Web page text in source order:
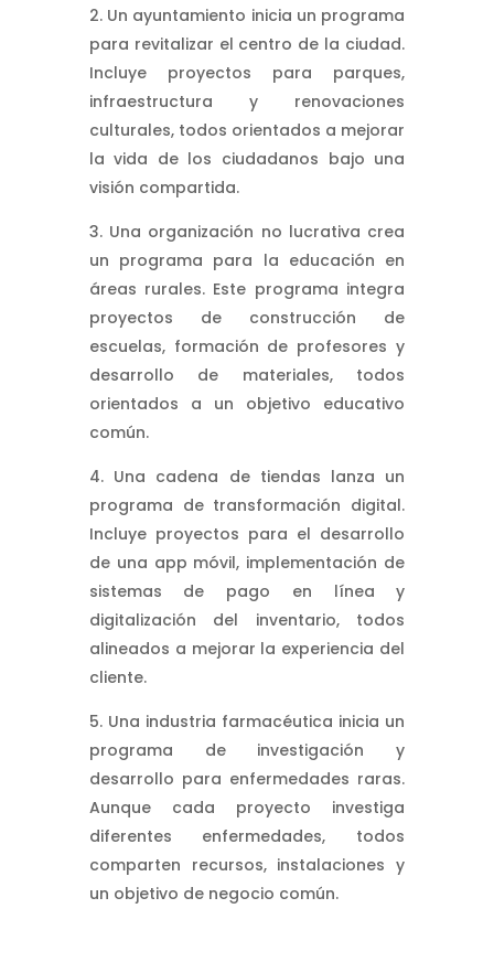
Un ayuntamiento inicia un programa
para revitalizar el centro de la ciudad.
Incluye proyectos para parques,
infraestructura y renovaciones
culturales, todos orientados a mejorar
la vida de los ciudadanos bajo una
visión compartida.
Una organización no lucrativa crea
un programa para la educación en
áreas rurales. Este programa integra
proyectos de construcción de
escuelas, formación de profesores y
desarrollo de materiales, todos
orientados a un objetivo educativo
común.
Una cadena de tiendas lanza un
programa de transformación digital.
Incluye proyectos para el desarrollo
de una app móvil, implementación de
sistemas de pago en línea y
digitalización del inventario, todos
alineados a mejorar la experiencia del
cliente.
Una industria farmacéutica inicia un
programa de investigación y
desarrollo para enfermedades raras.
Aunque cada proyecto investiga
diferentes enfermedades, todos
comparten recursos, instalaciones y
un objetivo de negocio común.